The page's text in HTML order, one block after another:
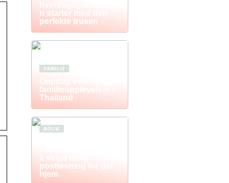
hverdagsgarderobe
n starter med den
perfekte trusen
FAMILIE
Oppdag eventyrlige
familieopplevelser i
Thailand
BOLIG
å velge riktig
postløsning for ditt
hjem